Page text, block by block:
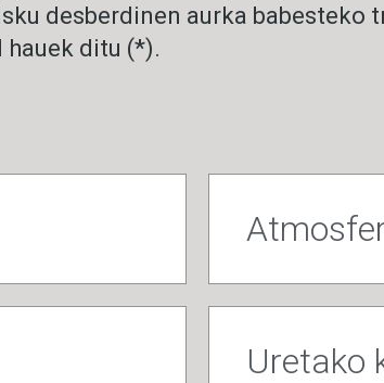
desberdinen aurka
ditu (*).
Uretako